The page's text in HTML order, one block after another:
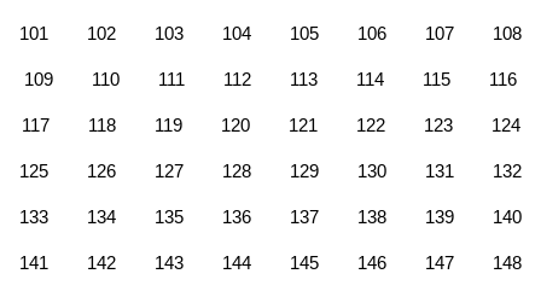
101 102 103 104 105 106 107 108
109 110 111 112 113 114 115 116
117 118 119 120 121 122 123 124
125 126 127 128 129 130 131 132
133 134 135 136 137 138 139 140
141 142 143 144 145 146 147 148